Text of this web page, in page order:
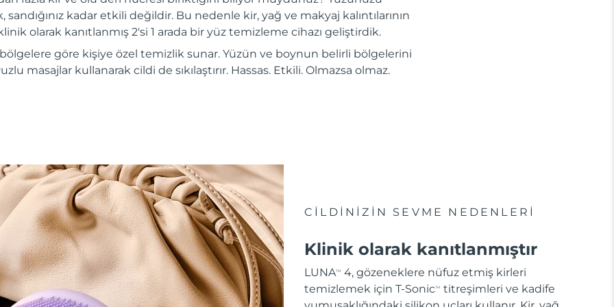
kadar etkili değildir. Bu nedenle kir, yağ ve makyaj kalıntılarının
olarak kanıtlanmış 2'si 1 arada bir yüz temizleme cihazı geliştirdik.
göre kişiye özel temizlik sunar. Yüzün ve boynun belirli bölgelerini
masajlar kullanarak cildi de sıkılaştırır. Hassas. Etkili. Olmazsa olmaz.
CİLDİNİZİN SEVME NEDENLERİ
Klinik olarak kanıtlanmıştır
LUNATM
4, gözeneklere nüfuz etmiş kirleri
temizlemek için T-SonicTM
titreşimleri ve kadife